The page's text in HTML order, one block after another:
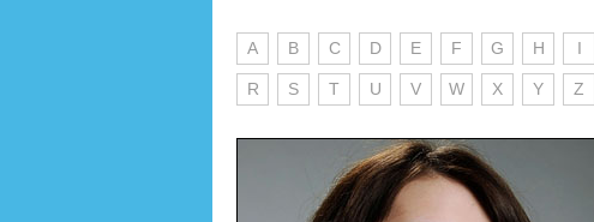
A B C D E F G H I
R S T U V W X Y Z